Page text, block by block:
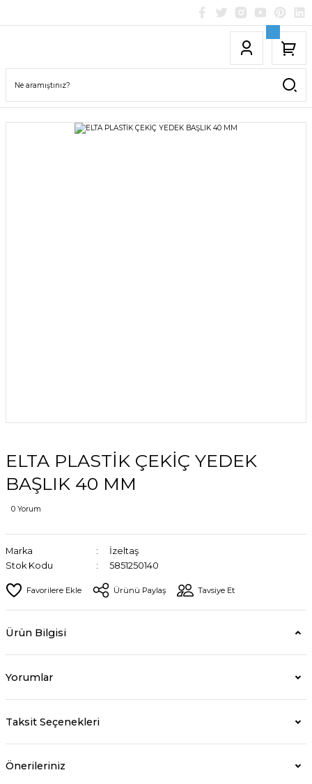
ELTA PLASTİK ÇEKİÇ YEDEK
BAŞLIK 40 MM
0 Yorum
Marka
İzeltaş
Stok Kodu
5851250140
Ürünü Paylaş Tavsiye Et
Ürün Bilgisi
Yorumlar
Taksit Seçenekleri
Önerileriniz